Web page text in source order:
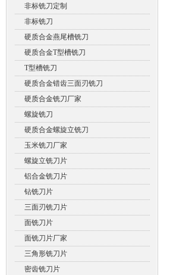
非标铣刀定制
非标铣刀
硬质合金燕尾槽铣刀
硬质合金T型槽铣刀
T型槽铣刀
硬质合金错齿三面刃铣刀
硬质合金铣刀厂家
螺旋铣刀
硬质合金螺旋立铣刀
玉米铣刀厂家
螺旋立铣刀片
铝合金铣刀片
钻铣刀片
三面刃铣刀片
面铣刀片
面铣刀片厂家
三角形铣刀片
密齿铣刀片